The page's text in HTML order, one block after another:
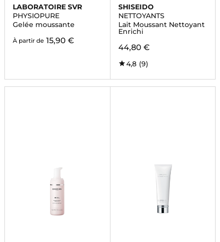
LABORATOIRE SVR
PHYSIOPURE
Gelée moussante
À partir de 15,90 €
SHISEIDO
NETTOYANTS
Lait Moussant Nettoyant
Enrichi
44,80 €
4,8 (9)